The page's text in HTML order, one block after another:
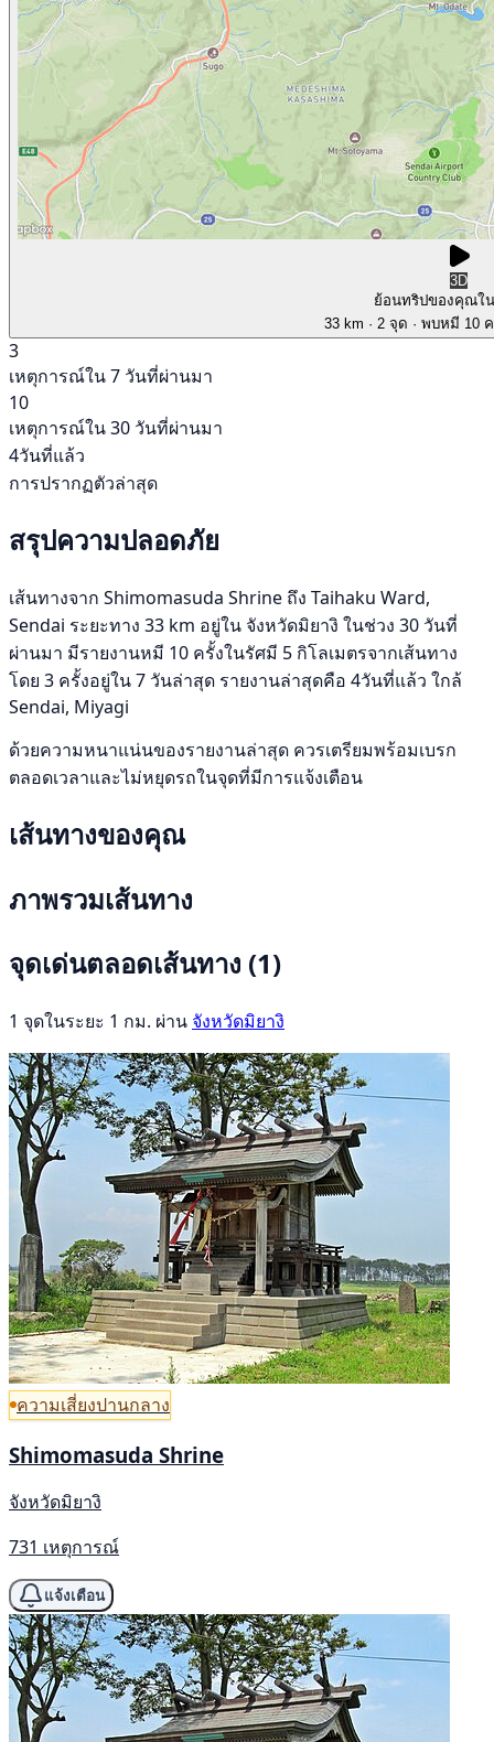
3D
ย้อนทริปของคุณใ
33 km · 2 จุด · พบหมี 10
3
เหตุการณ์ใน 7 วันที่ผ่านมา
10
เหตุการณ์ใน 30 วันที่ผ่านมา
4วันที่แล้ว
การปรากฏตัวล่าสุด
สรุปความปลอดภัย
เส้นทางจาก Shimomasuda Shrine ถึง Taihaku Ward,
Sendai ระยะทาง 33 km อยู่ใน จังหวัดมิยางิ ในช่วง 30 วันที่
ผ่านมา มีรายงานหมี 10 ครั้งในรัศมี 5 กิโลเมตรจากเส้นทาง
โดย 3 ครั้งอยู่ใน 7 วันล่าสุด รายงานล่าสุดคือ 4วันที่แล้ว ใกล้
Sendai, Miyagi
ด้วยความหนาแน่นของรายงานล่าสุด ควรเตรียมพร้อมเบรก
ตลอดเวลาและไม่หยุดรถในจุดที่มีการแจ้งเตือน
เส้นทางของคุณ
ภาพรวมเส้นทาง
จุดเด่นตลอดเส้นทาง (1)
1 จุดในระยะ 1 กม. ผ่าน จังหวัดมิยางิ
ความเสี่ยงปานกลาง
Shimomasuda Shrine
จังหวัดมิยางิ
731 เหตุการณ์
แจ้งเตือน